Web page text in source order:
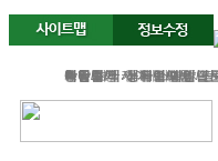
서유럽 동유럽/발칸
부활절 성탄절/연말연
북유럽/러시아 아이슬
그리스/터키 스페인/포
한국/미국 테마여행
박람회 해외연수 전
독일여행 가이드&차량
항공.호텔.열차
여행후기 포토앨범
예약문의 자주하는 질